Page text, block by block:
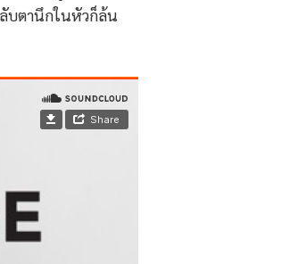
บตานึกในหัวก็ล้น